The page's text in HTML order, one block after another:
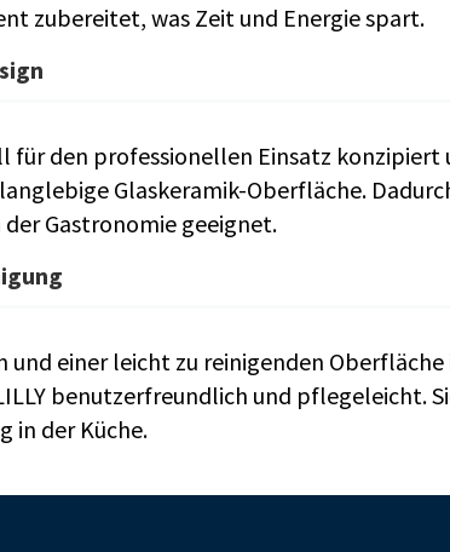
zubereitet, was Zeit und Energie spart.
für den professionellen Einsatz
Glaskeramik-Oberfläche.
Gastronomie geeignet.
einer leicht zu reinigenden Oberfläche
benutzerfreundlich und pflegeleicht.
in der Küche.